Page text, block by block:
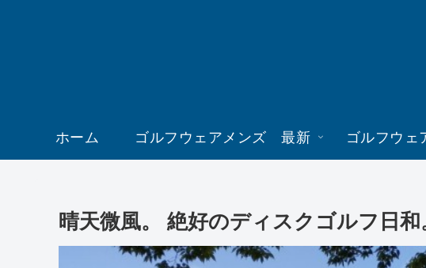
ホーム ゴルフウェアメンズ 最新 ゴルフウ
晴天微風。 絶好のディスクゴルフ日